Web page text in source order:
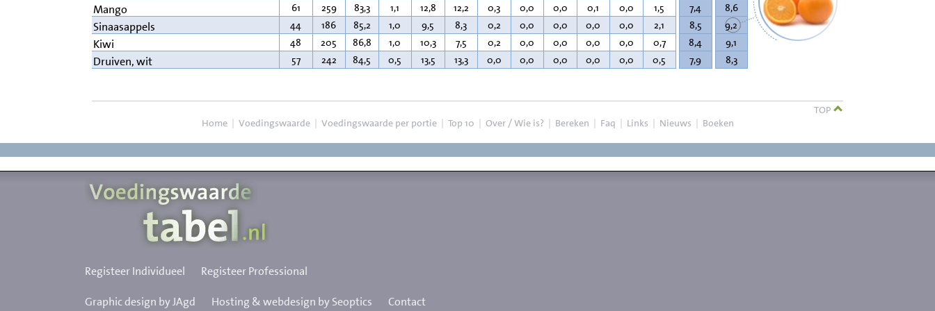
Mango 61 259 83,3 1,1 12,8 12,2 0,3 0,0 0,0 0,1 0,0 1,5 7,4 8,6
Sinaasappels 44 186 85,2 1,0 9,5 8,3 0,2 0,0 0,0 0,0 0,0 2,1 8,5 9,2
Kiwi 48 205 86,8 1,0 10,3 7,5 0,2 0,0 0,0 0,0 0,0 0,7 8,4 9,1
Druiven, wit 57 242 84,5 0,5 13,5 13,3 0,0 0,0 0,0 0,0 0,0 0,5 7,9 8,3
TOP
Home | Voedingswaarde | Voedingswaarde per portie | Top 10 | Over / Wie is? | Bereken | Faq | Links | Nieuws | Boeken
Registeer Individueel Registeer Professional
Graphic design by JAgd Hosting & webdesign by Seoptics Contact